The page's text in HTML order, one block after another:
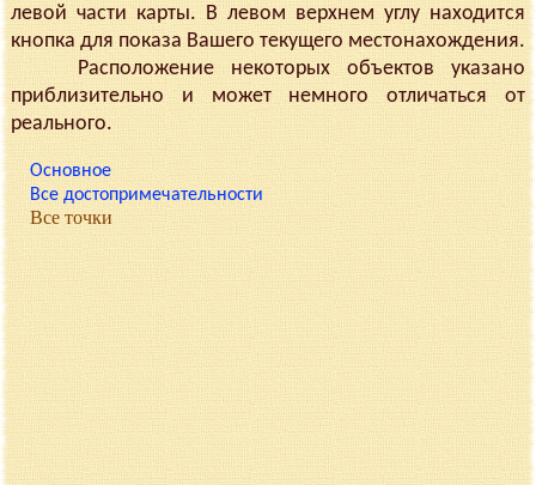
левой части карты. В левом верхнем углу находится
кнопка для показа Вашего текущего местонахождения.
Расположение некоторых объектов указано
приблизительно и может немного отличаться от
реального.
Основное
Все достопримечательности
Все точки